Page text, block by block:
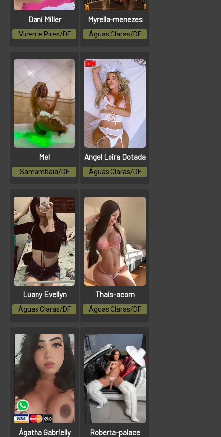
Dani Miller
Vicente Pires/DF
Myrella-menezes
Águas Claras/DF
Mel
Samambaia/DF
Angel Loira Dotada
Águas Claras/DF
Luany Evellyn
Águas Claras/DF
Thais-acom
Águas Claras/DF
Ágatha Gabrielly Roberta-palace